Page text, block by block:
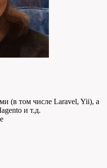
(в том числе Laravel, Yii), а
и т.д.